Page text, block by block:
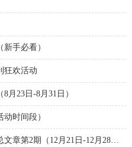
手必看）
狂欢活动
月23日-8月31日）
时间段）
2期（12月21日-12月28日）更新中